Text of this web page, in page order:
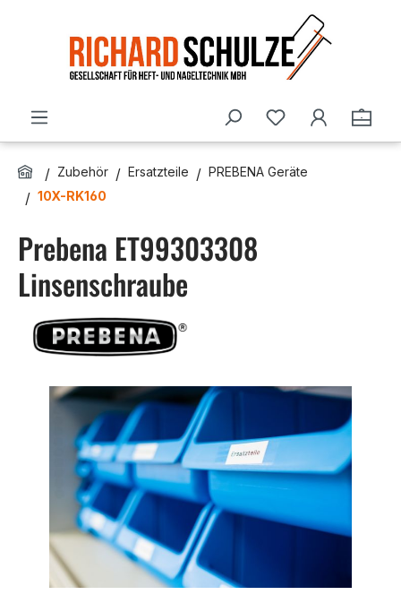
Du hast 0
Zubehör Ersatzteile
PREBENA Geräte
10X-RK160
Prebena ET99303308
Linsenschraube
Bildergalerie überspringen